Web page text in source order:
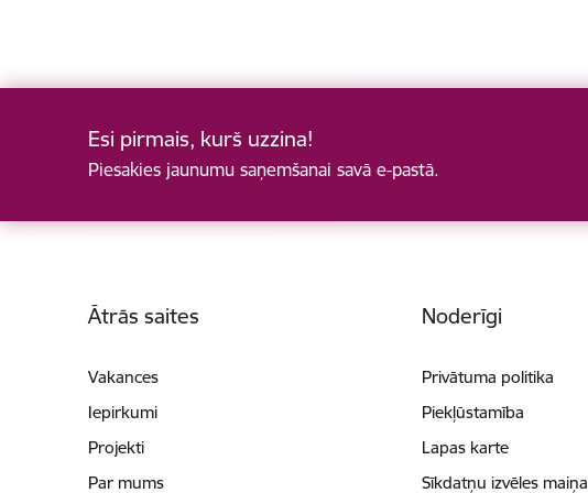
Esi pirmais, kurš uzzina!
Piesakies jaunumu saņemšanai savā e-pastā.
Ātrās saites
Vakances
Iepirkumi
Projekti
Par mums
Noderīgi
Privātuma politika
Piekļūstamība
Lapas karte
Sīkdatņu izvēles maiņa